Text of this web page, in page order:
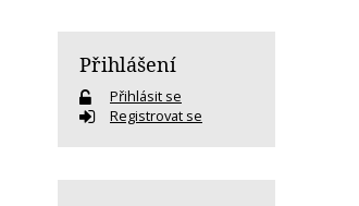
Přihlášení
Přihlásit se
Registrovat se